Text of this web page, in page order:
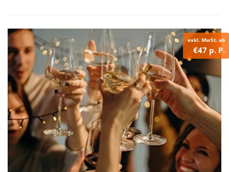
exkl. MwSt. ab
€47 p. P.